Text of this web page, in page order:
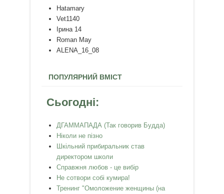
Hatamary
Vet1140
Ірина 14
Roman May
ALENA_16_08
ПОПУЛЯРНИЙ ВМІСТ
Сьогодні:
ДГАММАПАДА (Так говорив Будда)
Ніколи не пізно
Шкільний прибиральник став
директором школи
Справжня любов - це вибір
Не сотвори собі кумира!
Тренинг "Омоложение женщины (на